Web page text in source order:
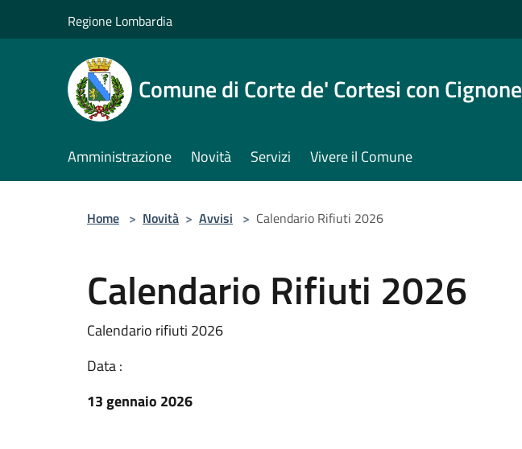
Regione Lombardia
Comune di Corte de' Cortesi con Cignone
Amministrazione Novità Servizi Vivere il Comune
Home > Novità > Avvisi > Calendario Rifiuti 2026
Calendario Rifiuti 2026
Calendario rifiuti 2026
Data :
13 gennaio 2026